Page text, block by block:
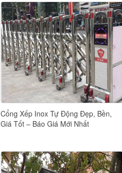
Cổng Xếp Inox Tự Động Đẹp, Bền,
Giá Tốt – Báo Giá Mới Nhất